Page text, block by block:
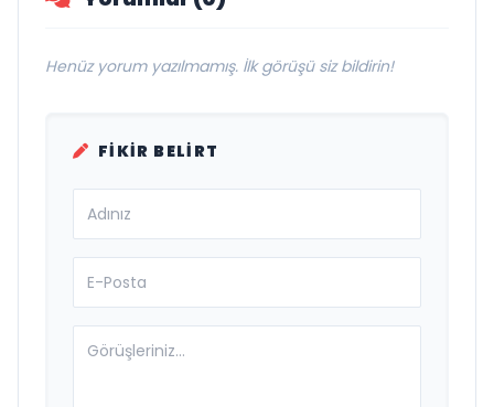
Henüz yorum yazılmamış. İlk görüşü siz bildirin!
FIKIR BELIRT